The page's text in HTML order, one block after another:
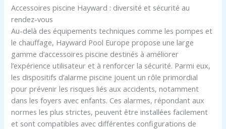
Accessoires piscine Hayward : diversité et sécurité au
rendez-vous
Au-delà des équipements techniques comme les pompes et
le chauffage, Hayward Pool Europe propose une large
gamme d’accessoires piscine destinés à améliorer
l’expérience utilisateur et à renforcer la sécurité. Parmi eux,
les dispositifs d’alarme piscine jouent un rôle primordial
pour prévenir les risques liés aux accidents, notamment
dans les foyers avec enfants. Ces alarmes, répondant aux
normes les plus strictes, peuvent être installées facilement
et sont compatibles avec différentes configurations de